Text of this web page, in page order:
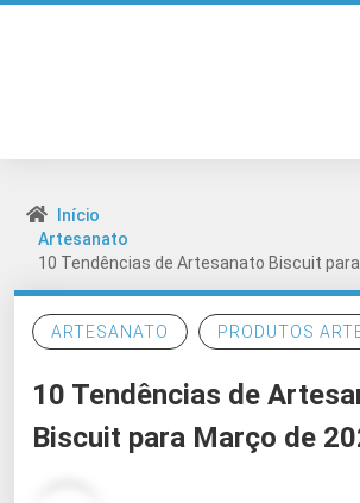
Início
Artesanato
10 Tendências de Artesanato Biscuit
ARTESANATO PRODUTOS
10 Tendências de
Biscuit para Março de